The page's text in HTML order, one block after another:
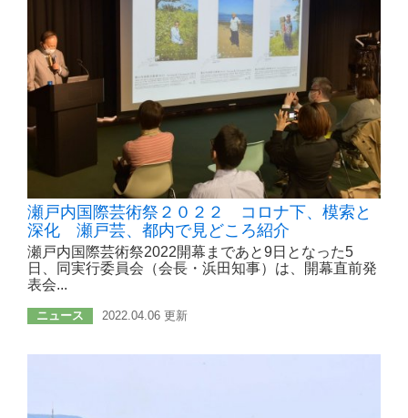
瀬戸内国際芸術祭２０２２ コロナ下、模索と
深化 瀬戸芸、都内で見どころ紹介
瀬戸内国際芸術祭2022開幕まであと9日となった5
日、同実行委員会（会長・浜田知事）は、開幕直前発
表会...
ニュース 2022.04.06 更新